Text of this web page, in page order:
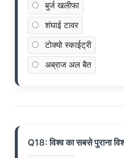
बुर्ज खलीफा
शंघाई टावर
टोक्यो स्काईट्री
अब्राज अल बैत
Q18: विश्व का सबसे पुराना